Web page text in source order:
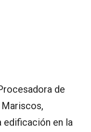
de
edificación en la